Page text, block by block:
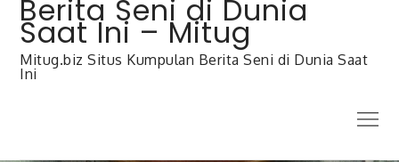
Skip
content
Berita Seni di Dunia
Saat Ini – Mitug
Mitug.biz Situs Kumpulan Berita Seni di Dunia Saat
Ini
Menu